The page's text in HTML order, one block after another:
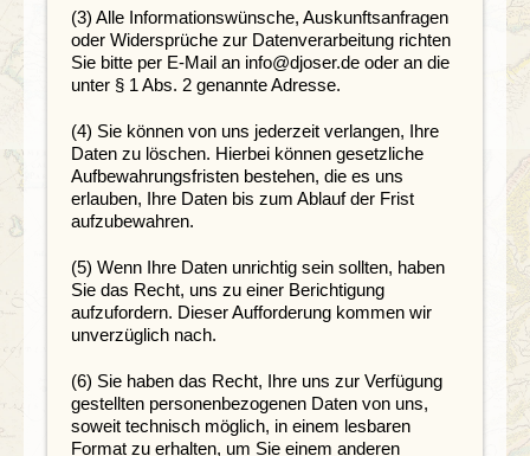
(3) Alle Informationswünsche, Auskunftsanfragen
oder Widersprüche zur Datenverarbeitung richten
Sie bitte per E-Mail an info@djoser.de oder an die
unter § 1 Abs. 2 genannte Adresse.
(4) Sie können von uns jederzeit verlangen, Ihre
Daten zu löschen. Hierbei können gesetzliche
Aufbewahrungsfristen bestehen, die es uns
erlauben, Ihre Daten bis zum Ablauf der Frist
aufzubewahren.
(5) Wenn Ihre Daten unrichtig sein sollten, haben
Sie das Recht, uns zu einer Berichtigung
aufzufordern. Dieser Aufforderung kommen wir
unverzüglich nach.
(6) Sie haben das Recht, Ihre uns zur Verfügung
gestellten personenbezogenen Daten von uns,
soweit technisch möglich, in einem lesbaren
Format zu erhalten, um Sie einem anderen